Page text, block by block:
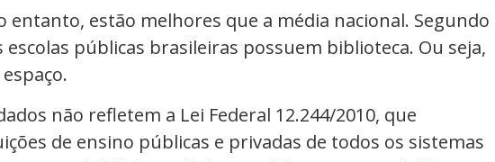
entanto, estão melhores que a média nacional. Segundo
escolas públicas brasileiras possuem biblioteca. Ou seja,
não refletem a Lei Federal 12.244/2010, que
de ensino públicas e privadas de todos os sistemas